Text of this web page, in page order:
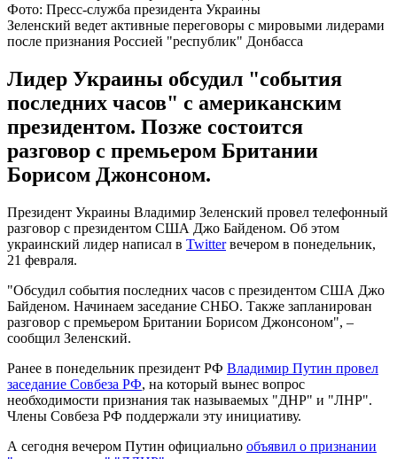
Фото: Пресс-служба президента Украины
Зеленский ведет активные переговоры с мировыми лидерами
после признания Россией "республик" Донбасса
Лидер Украины обсудил "события
последних часов" с американским
президентом. Позже состоится
разговор с премьером Британии
Борисом Джонсоном.
Президент Украины Владимир Зеленский провел телефонный
разговор с президентом США Джо Байденом. Об этом
украинский лидер написал в Twitterвечером в понедельник,
21 февраля.
"Обсудил события последних часов с президентом США Джо
Байденом. Начинаем заседание СНБО. Также запланирован
разговор с премьером Британии Борисом Джонсоном", –
сообщил Зеленский.
Ранее в понедельник президент РФ Владимир Путин провел
заседание Совбеза РФ, на который вынес вопрос
необходимости признания так называемых "ДНР" и "ЛНР".
Члены Совбеза РФ поддержали эту инициативу.
А сегодня вечером Путин официально объявил о признании